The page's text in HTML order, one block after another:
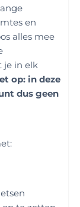
en
alles mee
je in elk
op: in deze
dus geen